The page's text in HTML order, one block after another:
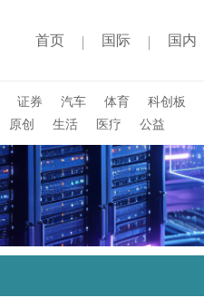
首页 国际 国内
证券 汽车 体育 科创板
原创 生活 医疗 公益